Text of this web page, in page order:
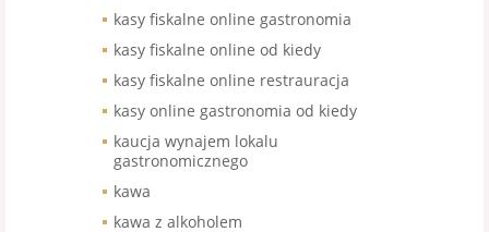
kasy fiskalne online gastronomia
kasy fiskalne online od kiedy
kasy fiskalne online restrauracja
kasy online gastronomia od kiedy
kaucja wynajem lokalu
gastronomicznego
kawa
kawa z alkoholem